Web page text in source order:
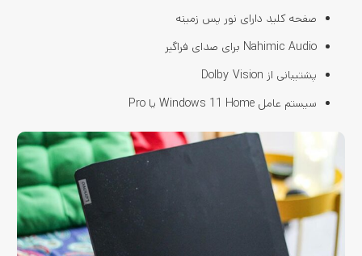
صفحه کلید دارای نور پس زمینه
Nahimic Audio برای صدای فراگیر
پشتیبانی از Dolby Vision
سیستم عامل Windows 11 Home یا Pro